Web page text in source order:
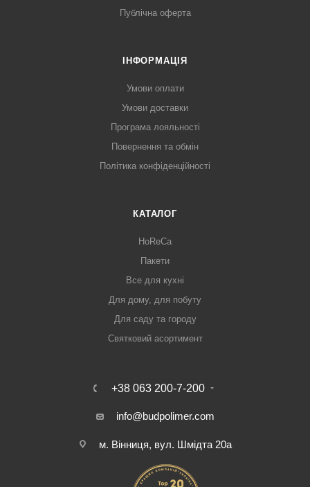
Публічна оферта
ІНФОРМАЦІЯ
Умови оплати
Умови доставки
Програма лояльності
Повернення та обмін
Політика конфіденційності
КАТАЛОГ
HoReCa
Пакети
Все для кухні
Для дому, для побуту
Для саду та городу
Святковий асортимент
+38 063 200-7-200
info@budpolimer.com
м. Вінниця, вул. Шмідта 20а